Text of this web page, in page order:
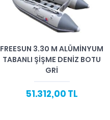
FREESUN 3.30 M ALÜMINYUM
TABANLI ŞIŞME DENIZ BOTU
GRI
51.312,00 TL